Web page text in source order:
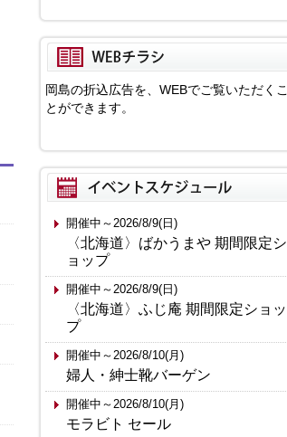
岡島の折込広告を、WEBでご覧いただくこ
とができます。
開催中～2026/8/9(日)
〈北海道〉ばかうまや 期間限定シ
ョップ
開催中～2026/8/9(日)
〈北海道〉ふじ庵 期間限定ショッ
プ
開催中～2026/8/10(月)
婦人・紳士靴バーゲン
開催中～2026/8/10(月)
モラビト セール